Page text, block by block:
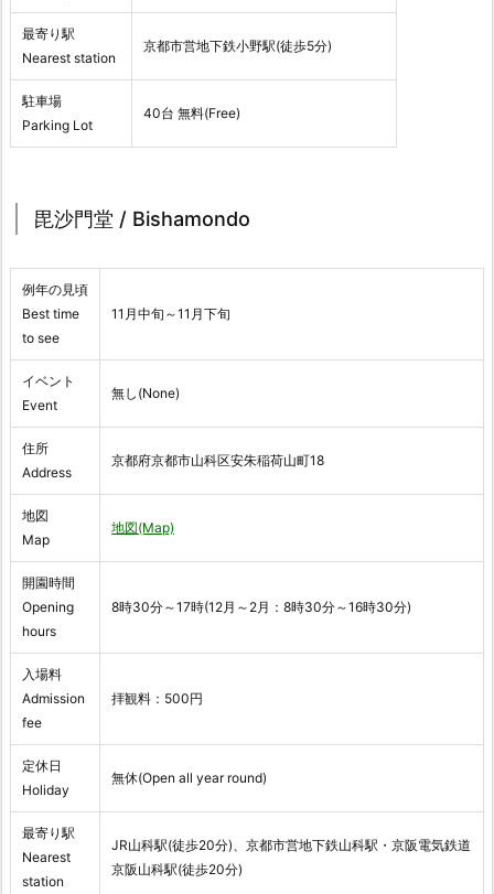
最寄り駅
Nearest station
京都市営地下鉄小野駅(徒歩5分)
駐車場
Parking Lot
40台 無料(Free)
毘沙門堂 / Bishamondo
例年の見頃
Best time
to see
11月中旬～11月下旬
イベント
Event
無し(None)
住所
Address
京都府京都市山科区安朱稲荷山町18
地図
Map
地図(Map)
開園時間
Opening
hours
8時30分～17時(12月～2月：8時30分～16時30分)
入場料
Admission
fee
拝観料：500円
定休日
Holiday
無休(Open all year round)
最寄り駅
Nearest
station
JR山科駅(徒歩20分)、京都市営地下鉄山科駅・京阪電気鉄道
京阪山科駅(徒歩20分)